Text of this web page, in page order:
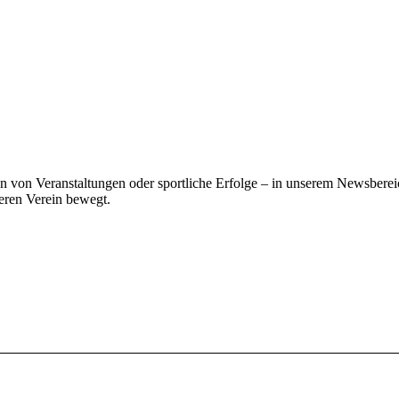
von Veranstaltungen oder sportliche Erfolge – in unserem
Verein bewegt.